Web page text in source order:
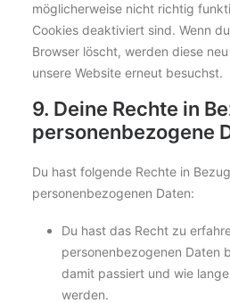
möglicherweise nicht richtig
Cookies deaktiviert sind. Wenn
Browser löscht, werden diese
unsere Website erneut besuchst.
9. Deine Rechte in
personenbezogene
Du hast folgende Rechte in
personenbezogenen Daten:
Du hast das Recht zu
personenbezogenen Daten
damit passiert und wie
werden.